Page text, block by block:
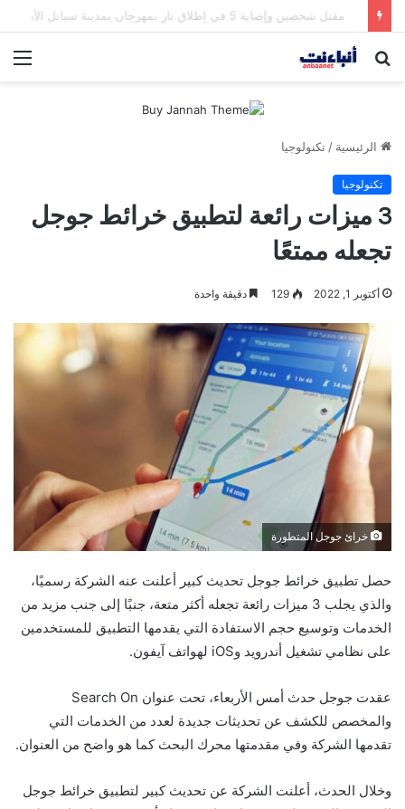
مقتل شخصين وإصابة 5 في إطلاق نار بمهرجان بمدينة سياتل الأميركية
بحث
الرئيسية / تكنولوجيا
تكنولوجيا
3 ميزات رائعة لتطبيق خرائط جوجل
تجعله ممتعًا
أكتوبر 1, 2022 129 دقيقة واحدة
خرائ جوجل المتطورة
حصل تطبيق خرائط جوجل تحديث كبير أعلنت عنه الشركة رسميًا،
والذي يجلب 3 ميزات رائعة تجعله أكثر متعة، جنبًا إلى جنب مزيد من
الخدمات وتوسيع حجم الاستفادة التي يقدمها التطبيق للمستخدمين
على نظامي تشغيل أندرويد وiOS لهواتف آيفون.
عقدت جوجل حدث أمس الأربعاء، تحت عنوان Search On
والمخصص للكشف عن تحديثات جديدة لعدد من الخدمات التي
تقدمها الشركة وفي مقدمتها محرك البحث كما هو واضح من العنوان.
وخلال الحدث، أعلنت الشركة عن تحديث كبير لتطبيق خرائط جوجل